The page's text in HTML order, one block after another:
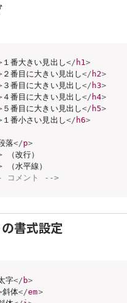
１番大きい見出し</ h1>
２番目に大きい見出し</ h2>
３番目に大きい見出し</ h3>
４番目に大きい見出し</ h4>
５番目に大きい見出し</ h5>
１番小さい見出し</ h6>
落</p>
メント -->
書式設定
字</ b>
斜体</em>